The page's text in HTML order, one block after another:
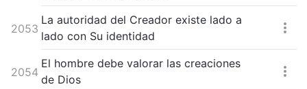
2053
La autoridad del Creador existe lado a
lado con Su identidad
2054
El hombre debe valorar las creaciones
de Dios